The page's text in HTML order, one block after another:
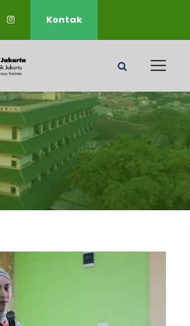
Kontak